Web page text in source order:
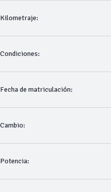
Kilometraje:
Condiciones:
Fecha de matriculación:
Cambio:
Potencia: